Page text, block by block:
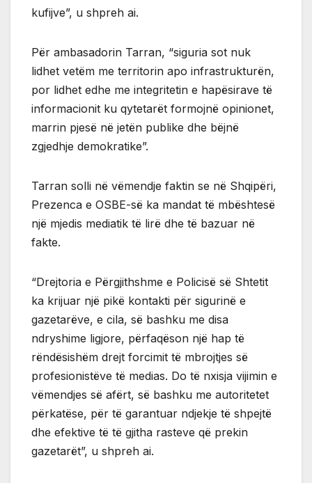
kufijve”, u shpreh ai.
Për ambasadorin Tarran, “siguria sot nuk
lidhet vetëm me territorin apo infrastrukturën,
por lidhet edhe me integritetin e hapësirave të
informacionit ku qytetarët formojnë opinionet,
marrin pjesë në jetën publike dhe bëjnë
zgjedhje demokratike”.
Tarran solli në vëmendje faktin se në Shqipëri,
Prezenca e OSBE-së ka mandat të mbështesë
një mjedis mediatik të lirë dhe të bazuar në
fakte.
“Drejtoria e Përgjithshme e Policisë së Shtetit
ka krijuar një pikë kontakti për sigurinë e
gazetarëve, e cila, së bashku me disa
ndryshime ligjore, përfaqëson një hap të
rëndësishëm drejt forcimit të mbrojtjes së
profesionistëve të medias. Do të nxisja vijimin e
vëmendjes së afërt, së bashku me autoritetet
përkatëse, për të garantuar ndjekje të shpejtë
dhe efektive të të gjitha rasteve që prekin
gazetarët”, u shpreh ai.